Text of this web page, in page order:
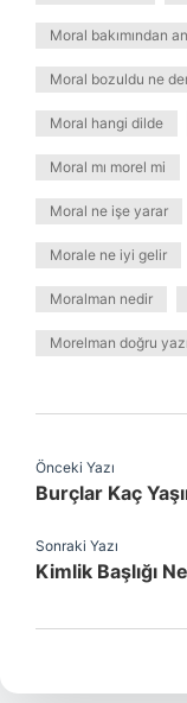
Moral bakımından
Moral bozuldu ne
Moral hangi dilde
Moral mı morel mi
Moral ne işe yarar
Morale ne iyi gelir
Moralman nedir
Morelman doğru
Önceki Yazı
Burçlar Kaç
Sonraki Yazı
Kimlik Başlığı